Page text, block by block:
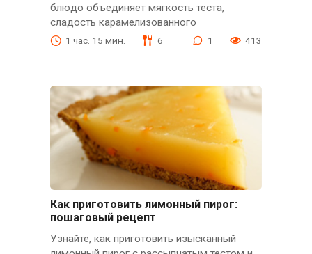
блюдо объединяет мягкость теста,
сладость карамелизованного
1 час. 15 мин. 6 1 413
Как приготовить лимонный пирог:
пошаговый рецепт
Узнайте, как приготовить изысканный